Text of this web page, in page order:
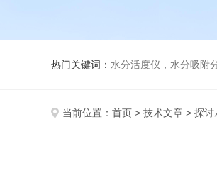
热门关键词： 水分活度仪，水分吸附
当前位置： 首页 > 技术文章 > 探讨